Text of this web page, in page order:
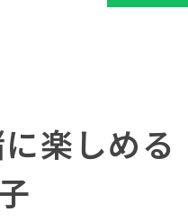
楽しめる